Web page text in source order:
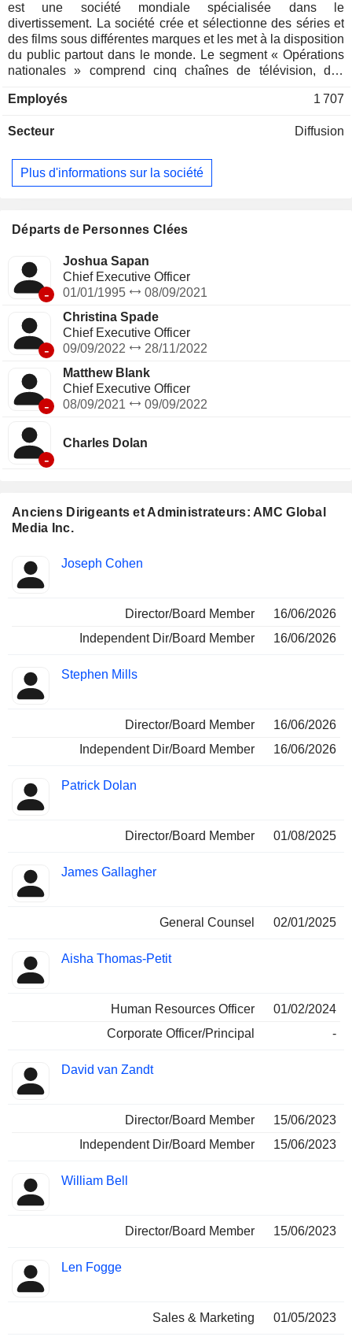
Anciens Dirigeants et Administrateurs: AMC Global
Media Inc.
Insider
Fonctions
occupées
Joseph Cohen
Director/Board Member
16/06/2026
Independent Dir/Board Member
16/06/2026
Stephen Mills
Director/Board Member
16/06/2026
Independent Dir/Board Member
16/06/2026
Patrick Dolan
Director/Board Member 01/08/2025
James Gallagher
General Counsel 02/01/2025
Aisha Thomas-Petit
Human Resources Officer
01/02/2024
Corporate Officer/Principal
-
David van Zandt
Director/Board Member
15/06/2023
Independent Dir/Board Member
15/06/2023
William Bell
Director/Board Member 15/06/2023
Len Fogge
Sales & Marketing 01/05/2023
est une société mondiale spécialisée dans le
divertissement. La société crée et sélectionne des séries et
des films sous différentes marques et les met à la disposition
du public partout dans le monde. Le segment « Opérations
nationales » comprend cinq chaînes de télévision, des
activité de distribution cinématographique. Ses chaînes de
SundanceTV. Ses services de streaming comprennent
(Acorn TV, Shudder, Sundance Now, ALLBLK et HIDIVE).
La division AMC Studios produit des programmes originaux
l’échelle mondiale. Son activité de distribution
RLJ Entertainment Films et Shudder. Le segment
International comprend AMC Networks International
(AMCNI), dont les activités de programmation internationale
consistent en un portefeuille de chaînes distribuées dans le
monde entier.
Employés 1 707
Secteur Diffusion
Plus d'informations sur la société
Départs de Personnes Clées
-
Joshua Sapan
Chief Executive Officer
01/01/1995
08/09/2021
-
Christina Spade
Chief Executive Officer
09/09/2022
28/11/2022
-
Matthew Blank
Chief Executive Officer
08/09/2021
09/09/2022
-
Charles Dolan